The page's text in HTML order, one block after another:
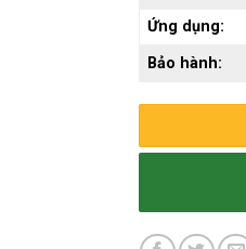
Ứng dụng:
Bảo hành: